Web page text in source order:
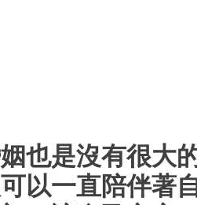
也是沒有很大
以一直陪伴著